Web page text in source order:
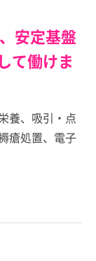
安定基盤
て働けま
養、吸引・点
瘡処置、電子